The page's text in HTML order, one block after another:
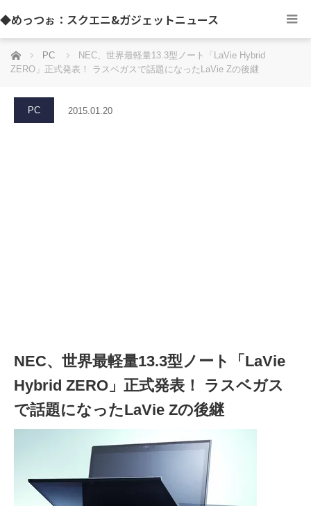
◆めっつぉ：スクエニ&ガジェットニュース
ホーム PC
NEC、世界最軽量13.3型ノート「LaVie Hybrid
ZERO」正式発表！ ラスベガスで話題になったLaVie Zの後継
PC 2015.01.20
NEC、世界最軽量13.3型ノート「LaVie
Hybrid ZERO」正式発表！ ラスベガス
で話題になったLaVie Zの後継